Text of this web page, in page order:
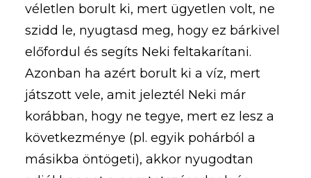
véletlen borult ki, mert ügyetlen volt, ne
szidd le, nyugtasd meg, hogy ez bárkivel
előfordul és segíts Neki feltakarítani.
Azonban ha azért borult ki a víz, mert
játszott vele, amit jeleztél Neki már
korábban, hogy ne tegye, mert ez lesz a
következménye (pl. egyik pohárból a
másikba öntögeti), akkor nyugodtan